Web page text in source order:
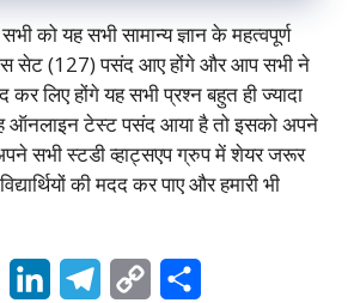
को यह सभी सामान्य ज्ञान के महत्वपूर्ण
सेट (127) पसंद आए होंगे और आप सभी ने
कर लिए होंगे यह सभी प्रश्न बहुत ही ज्यादा
ऑनलाइन टेस्ट पसंद आया है तो इसको अपने
सभी स्टडी व्हाट्सएप ग्रुप में शेयर जरूर
की मदद कर पाए और हमारी भी